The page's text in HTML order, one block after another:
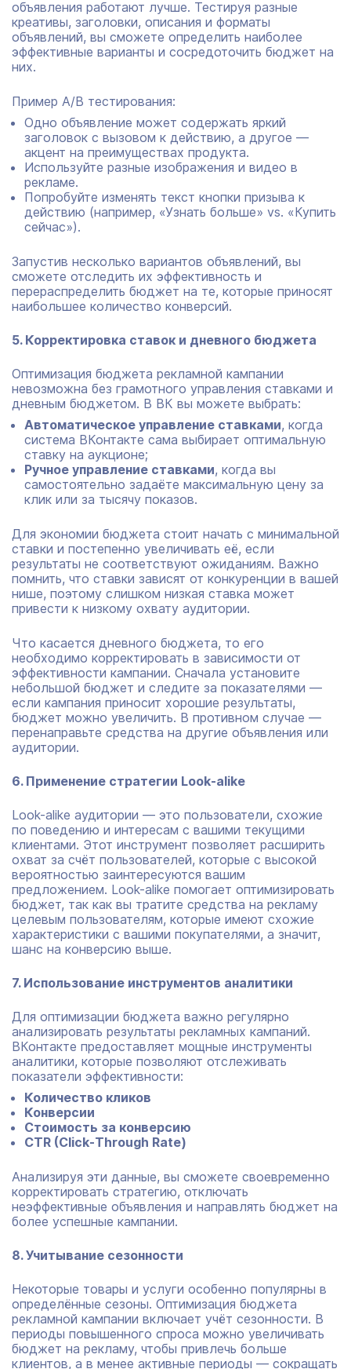
объявления работают лучше. Тестируя разные
креативы, заголовки, описания и форматы
объявлений, вы сможете определить наиболее
эффективные варианты и сосредоточить бюджет на
них.
Пример A/B тестирования:
Одно объявление может содержать яркий
заголовок с вызовом к действию, а другое —
акцент на преимуществах продукта.
Используйте разные изображения и видео в
рекламе.
Попробуйте изменять текст кнопки призыва к
действию (например, «Узнать больше» vs. «Купить
сейчас»).
Запустив несколько вариантов объявлений, вы
сможете отследить их эффективность и
перераспределить бюджет на те, которые приносят
наибольшее количество конверсий.
5. Корректировка ставок и дневного бюджета
Оптимизация бюджета рекламной кампании
невозможна без грамотного управления ставками и
дневным бюджетом. В ВК вы можете выбрать:
Автоматическое управление ставками, когда
система ВКонтакте сама выбирает оптимальную
ставку на аукционе;
Ручное управление ставками, когда вы
самостоятельно задаёте максимальную цену за
клик или за тысячу показов.
Для экономии бюджета стоит начать с минимальной
ставки и постепенно увеличивать её, если
результаты не соответствуют ожиданиям. Важно
помнить, что ставки зависят от конкуренции в вашей
нише, поэтому слишком низкая ставка может
привести к низкому охвату аудитории.
Что касается дневного бюджета, то его
необходимо корректировать в зависимости от
эффективности кампании. Сначала установите
небольшой бюджет и следите за показателями —
если кампания приносит хорошие результаты,
бюджет можно увеличить. В противном случае —
перенаправьте средства на другие объявления или
аудитории.
6. Применение стратегии Look-alike
Look-alike аудитории — это пользователи, схожие
по поведению и интересам с вашими текущими
клиентами. Этот инструмент позволяет расширить
охват за счёт пользователей, которые с высокой
вероятностью заинтересуются вашим
предложением. Look-alike помогает оптимизировать
бюджет, так как вы тратите средства на рекламу
целевым пользователям, которые имеют схожие
характеристики с вашими покупателями, а значит,
шанс на конверсию выше.
7. Использование инструментов аналитики
Для оптимизации бюджета важно регулярно
анализировать результаты рекламных кампаний.
ВКонтакте предоставляет мощные инструменты
аналитики, которые позволяют отслеживать
показатели эффективности:
Количество кликов
Конверсии
Стоимость за конверсию
CTR (Click-Through Rate)
Анализируя эти данные, вы сможете своевременно
корректировать стратегию, отключать
неэффективные объявления и направлять бюджет на
более успешные кампании.
8. Учитывание сезонности
Некоторые товары и услуги особенно популярны в
определённые сезоны. Оптимизация бюджета
рекламной кампании включает учёт сезонности. В
периоды повышенного спроса можно увеличивать
бюджет на рекламу, чтобы привлечь больше
клиентов, а в менее активные периоды — сокращать